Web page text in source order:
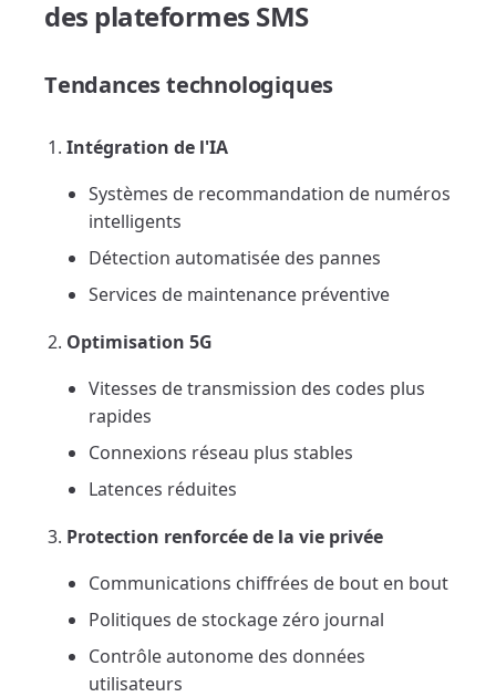
des plateformes SMS
Tendances technologiques
Intégration de l'IA
Systèmes de recommandation de numéros
intelligents
Détection automatisée des pannes
Services de maintenance préventive
Optimisation 5G
Vitesses de transmission des codes plus
rapides
Connexions réseau plus stables
Latences réduites
Protection renforcée de la vie privée
Communications chiffrées de bout en bout
Politiques de stockage zéro journal
Contrôle autonome des données
utilisateurs